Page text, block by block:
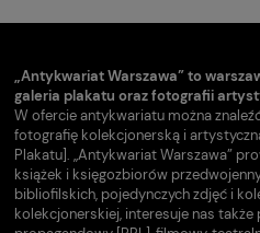
„Antykwariat Warszawa” to
galeria plakatu oraz fotografii
W ofercie antykwariatu można
fotografię kolekcjonerską i
Plakatu]. „Antykwariat Warszawa”
książek i księgozbiorów
bibliofilskich, pojedynczych zdjęć i
kolekcjonerskiej, interesuje nas